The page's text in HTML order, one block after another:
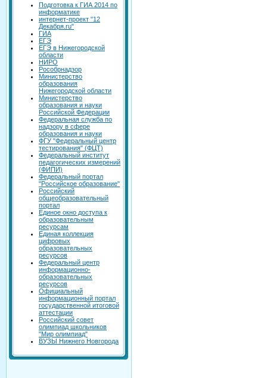
Подготовка к ГИА 2014 по
информатике
интернет-проект "12
Декабря.ru"
ГИА
ЕГЭ
ЕГЭ в Нижегородской
области
НИРО
Рособрнадзор
Министерство
образования
Нижегородской области
Министерство
образования и науки
Российской Федерации
Федеральная служба по
надзору в сфере
образования и науки
ФГУ "Федеральный центр
тестирования" (ФЦТ)
Федеральный институт
педагогических измерений
(ФИПИ)
Федеральный портал
"Российское образование"
Российский
общеобразовательный
портал
Единое окно доступа к
образовательным
ресурсам
Единая коллекция
цифровых
образовательных
ресурсов
Федеральный центр
информационно-
образовательных
ресурсов
Официальный
информационный портал
государственной итоговой
аттестации
Российский совет
олимпиад школьников
"Мир олимпиад"
ВУЗЫ Нижнего Новгорода